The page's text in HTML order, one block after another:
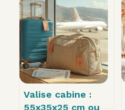
et 2 erreurs
fatales à éviter
Valise cabine :
55x35x25 cm ou